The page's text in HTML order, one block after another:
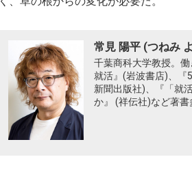
常見 陽平 (つねみ
千葉商科大学教授。
就活』(岩波書店)、『
新聞出版社)、『「就
か』 (祥伝社)など著書